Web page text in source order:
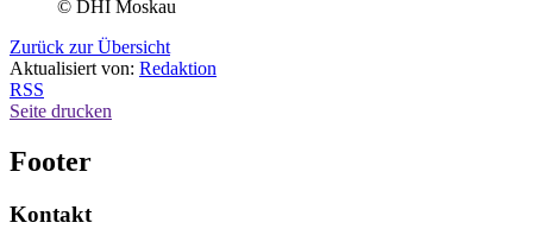
© DHI Moskau
Zurück zur Übersicht
Aktualisiert von: Redaktion
RSS
Seite drucken
Footer
Kontakt